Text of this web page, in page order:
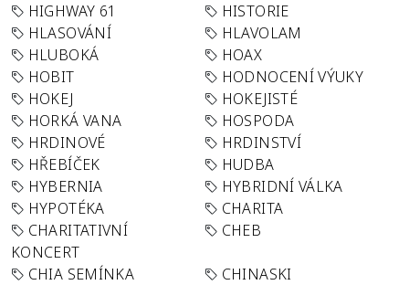
HIGHWAY 61
HISTORIE
HLASOVÁNÍ
HLAVOLAM
HLUBOKÁ
HOAX
HOBIT
HODNOCENÍ VÝUKY
HOKEJ
HOKEJISTÉ
HORKÁ VANA
HOSPODA
HRDINOVÉ
HRDINSTVÍ
HŘEBÍČEK
HUDBA
HYBERNIA
HYBRIDNÍ VÁLKA
HYPOTÉKA
CHARITA
CHARITATIVNÍ
KONCERT
CHEB
CHIA SEMÍNKA
CHINASKI